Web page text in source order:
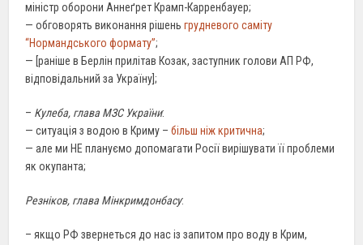
міністр оборони Аннеґрет Крамп-Карренбауер;
— обговорять виконання рішеньгрудневого саміту
“Нормандського формату”;
— [раніше в Берлін прилітав Козак, заступник голови АП РФ,
відповідальний за Україну];
– Кулеба, глава МЗС України:
— ситуація з водою в Криму –більш ніж критична;
— але ми НЕ плануємо допомагати Росії вирішувати її проблеми
як окупанта;
Резніков, глава Мінкримдонбасу:
– якщо РФ звернеться до нас із запитом про воду в Крим,